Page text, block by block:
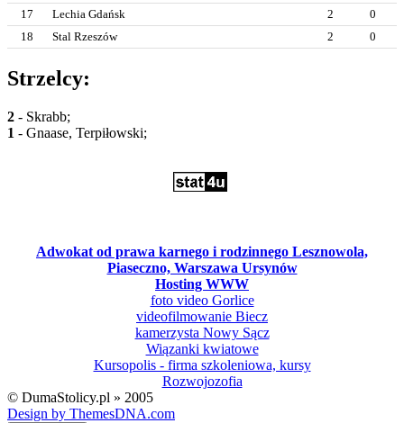
17
Lechia Gdańsk 2
0
18
Stal Rzeszów 2 0
Strzelcy:
2 - Skrabb;
1 - Gnaase, Terpiłowski;
Adwokat od prawa karnego i rodzinnego Lesznowola,
Piaseczno, Warszawa Ursynów
Hosting WWW
foto video Gorlice
videofilmowanie Biecz
kamerzysta Nowy Sącz
Wiązanki kwiatowe
Kursopolis - firma szkoleniowa, kursy
Rozwojozofia
© DumaStolicy.pl » 2005
Design by ThemesDNA.com